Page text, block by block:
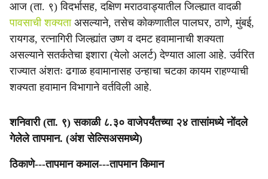
आज (ता. ९) विदर्भासह, दक्षिण मराठवाड्यातील जिल्ह्यात वादळी
पावसाची शक्यताअसल्याने, तसेच कोकणातील पालघर, ठाणे, मुंबई,
रायगड, रत्नागिरी जिल्ह्यांत उष्ण व दमट हवामानाची शक्यता
असल्याने सतर्कतेचा इशारा (येलो अलर्ट) देण्यात आला आहे. उर्वरित
राज्यात अंशतः ढगाळ हवामानासह उन्हाचा चटका कायम राहण्याची
शक्यता हवामान विभागाने वर्तविली आहे.
शनिवारी (ता. ९) सकाळी ८.३० वाजेपर्यंतच्या २४ तासांमध्ये नोंदले
गेलेले तापमान. (अंश सेल्सिअसमध्ये)
‎ठिकाणे---तापमान कमाल---तापमान किमान